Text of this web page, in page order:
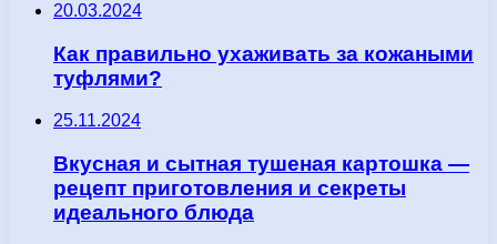
20.03.2024
Как правильно ухаживать за кожаными
туфлями?
25.11.2024
Вкусная и сытная тушеная картошка —
рецепт приготовления и секреты
идеального блюда